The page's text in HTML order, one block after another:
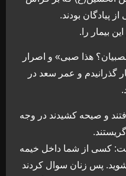
پیادگان بودند.
بیمار را.
هذا صبی» و اصرار
گذرانیدم و عمر سعد در
و صیحه کشیدند در وجه
کسی از شما داخل خیمه
پس زنان سوال کردند